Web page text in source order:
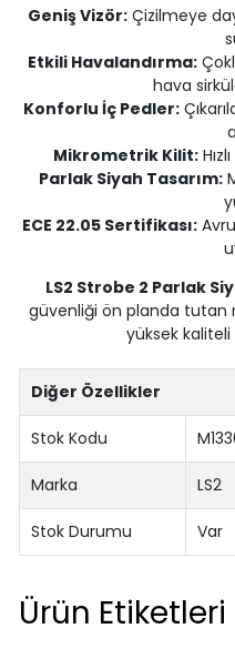
Geniş Vizör:Çizilmeye
Etkili Havalandırma:
hava
Konforlu İç Pedler:
Mikrometrik Kilit:
Parlak Siyah Tasarım:
ECE 22.05 Sertifikası:
LS2 Strobe 2 Parlak
güvenliği ön planda tutan
yüksek
Diğer Özellikler
Stok Kodu
Marka LS2
Stok Durumu Var
Ürün Etiketleri